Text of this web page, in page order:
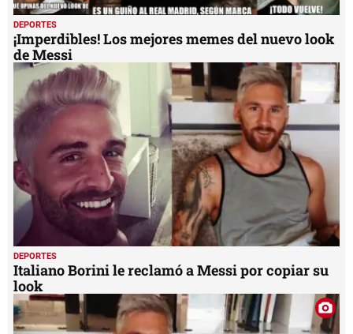
DEPORTES
¡Imperdibles! Los mejores memes del nuevo look
de Messi
DEPORTES
Italiano Borini le reclamó a Messi por copiar su
look